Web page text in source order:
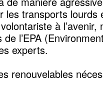
les transports lourds
à l’avenir,
l’EPA
experts.
renouvelables